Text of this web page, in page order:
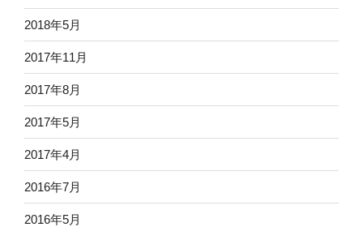
2018年5月
2017年11月
2017年8月
2017年5月
2017年4月
2016年7月
2016年5月